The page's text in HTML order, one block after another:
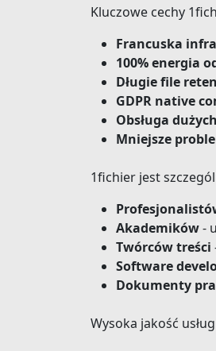
Kluczowe cechy
Francuska
100% energia
Długie file
GDPR native
Obsługa
Mniejsze
1fichier jest
Akademików-
Twórców treści
Software
Dokumenty
Wysoka jakość